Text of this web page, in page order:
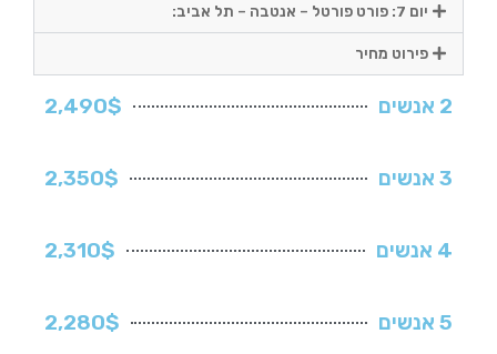
יום 7: פורט פורטל – אנטבה – תל אביב:
פירוט מחיר
2 אנשים 2,490$
3 אנשים 2,350$
4 אנשים 2,310$
5 אנשים 2,280$